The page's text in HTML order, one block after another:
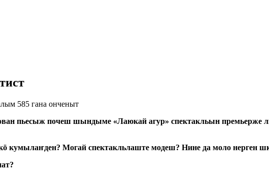
585 гана онченыт
пьесыж почеш шындыме «Лаюкай агур» спектакльын
кумылаҥден? Могай спектакльлаште модеш? Нине да моло